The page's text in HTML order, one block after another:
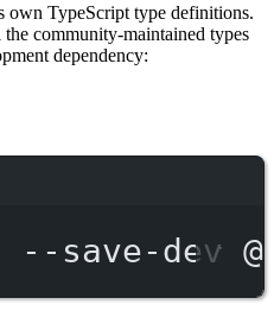
own TypeScript type definitions.
community-maintained types
dependency:
--save-dev